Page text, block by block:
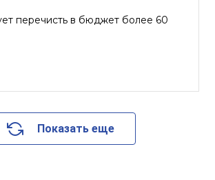
перечисть в бюджет более 60
Показать еще